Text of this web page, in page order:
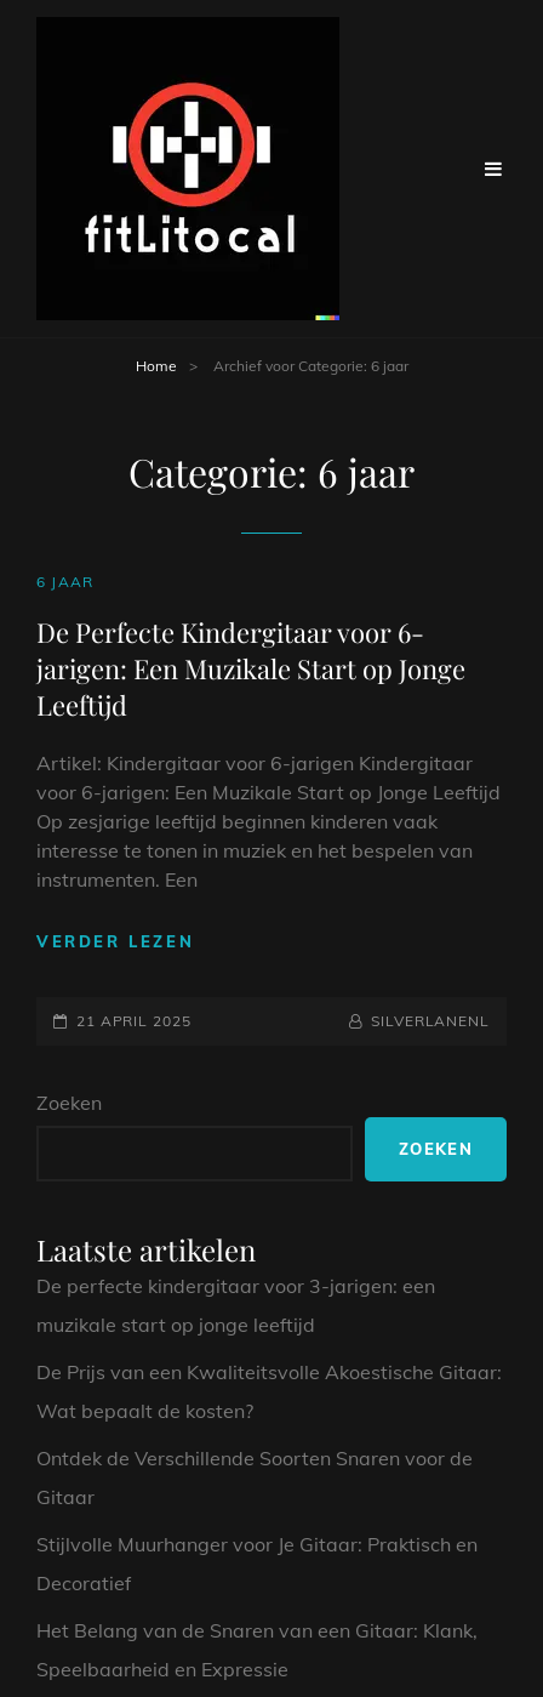
Home > Archief voor Categorie: 6 jaar
Categorie: 6 jaar
CAT
6 JAAR
De Perfecte Kindergitaar voor 6-
jarigen: Een Muzikale Start op Jonge
Leeftijd
Artikel: Kindergitaar voor 6-jarigen Kindergitaar
voor 6-jarigen: Een Muzikale Start op Jonge Leeftijd
Op zesjarige leeftijd beginnen kinderen vaak
interesse te tonen in muziek en het bespelen van
instrumenten. Een
VERDER LEZEN
GEPLAATST
21 APRIL 2025 NAAMREGEL
BYLINE
SILVERLANENL
Zoeken
ZOEKEN
Laatste artikelen
De perfecte kindergitaar voor 3-jarigen: een
muzikale start op jonge leeftijd
De Prijs van een Kwaliteitsvolle Akoestische Gitaar:
Wat bepaalt de kosten?
Ontdek de Verschillende Soorten Snaren voor de
Gitaar
Stijlvolle Muurhanger voor Je Gitaar: Praktisch en
Decoratief
Het Belang van de Snaren van een Gitaar: Klank,
Speelbaarheid en Expressie